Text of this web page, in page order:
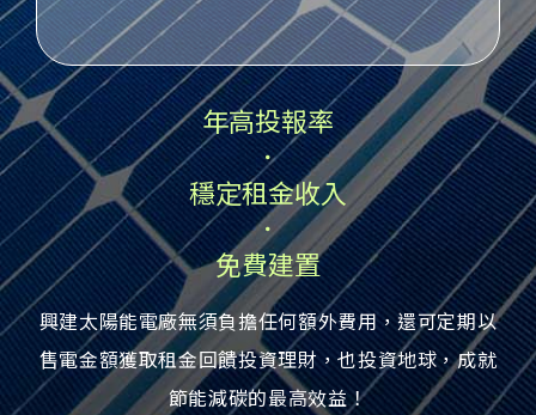
年高投報率
．
穩定租金收入
．
免費建置
興建太陽能電廠無須負擔任何額外費用，還可定期以
售電金額獲取租金回饋投資理財，也投資地球，成就
節能減碳的最高效益！